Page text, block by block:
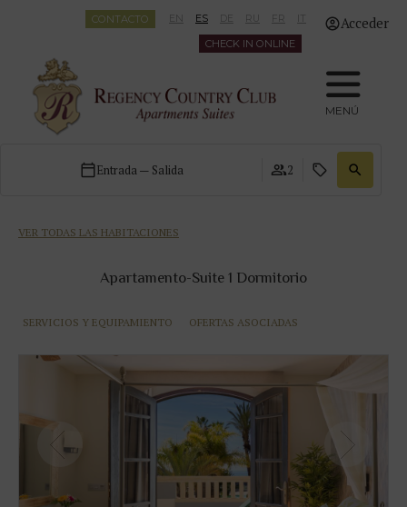
Acceder
EN ES DE RU FR IT
CONTACTO
CHECK IN ONLINE
MENÚ
Entrada — Salida 2
VER TODAS LAS HABITACIONES
Apartamento-Suite 1 Dormitorio
SERVICIOS Y EQUIPAMIENTO OFERTAS ASOCIADAS